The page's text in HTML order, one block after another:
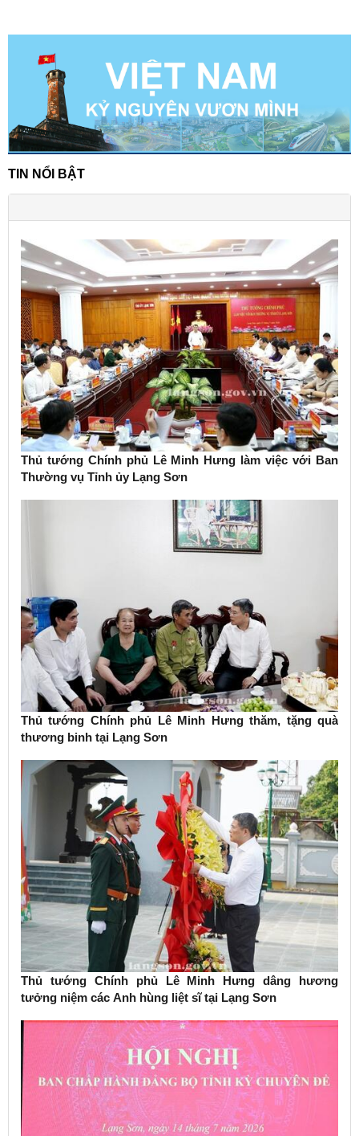
TIN NỔI BẬT
Thủ tướng Chính phủ Lê Minh Hưng làm việc với Ban
Thường vụ Tỉnh ủy Lạng Sơn
Thủ tướng Chính phủ Lê Minh Hưng thăm, tặng quà
thương binh tại Lạng Sơn
Thủ tướng Chính phủ Lê Minh Hưng dâng hương
tưởng niệm các Anh hùng liệt sĩ tại Lạng Sơn